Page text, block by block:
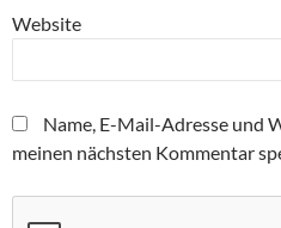
Website
Name, E-Mail-Adresse und
meinen nächsten Kommentar